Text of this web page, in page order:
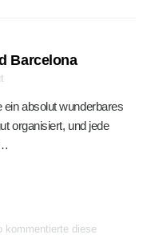
Barcelona
absolut wunderbares
organisiert, und jede
kommentierte diese